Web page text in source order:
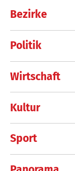
Bezirke
Politik
Wirtschaft
Kultur
Sport